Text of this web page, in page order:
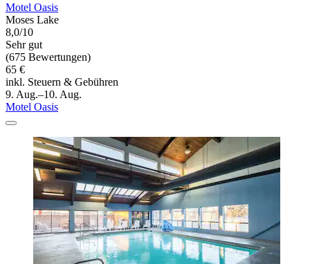
Motel Oasis
Moses Lake
8,0/10
Sehr gut
(675 Bewertungen)
65 €
inkl. Steuern & Gebühren
9. Aug.–10. Aug.
Motel Oasis